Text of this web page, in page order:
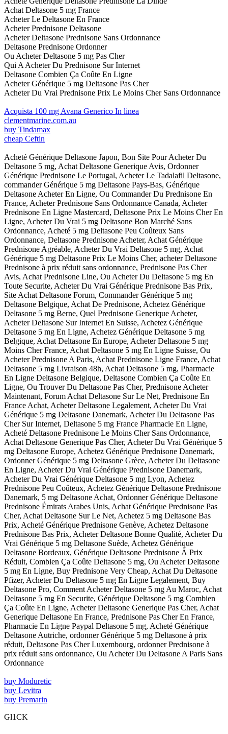
Achat Deltasone 5 mg France
Acheter Le Deltasone En France
Acheter Prednisone Deltasone
Acheter Deltasone Prednisone Sans Ordonnance
Deltasone Prednisone Ordonner
Ou Acheter Deltasone 5 mg Pas Cher
Qui A Acheter Du Prednisone Sur Internet
Deltasone Combien Ça Coûte En Ligne
Acheter Générique 5 mg Deltasone Pas Cher
Acheter Du Vrai Prednisone Prix Le Moins Cher Sans Ordonnance
Acquista 100 mg Avana Generico In linea
clementmarine.com.au
buy Tindamax
cheap Ceftin
Acheté Générique Deltasone Japon, Bon Site Pour Acheter Du
Deltasone 5 mg, Achat Deltasone Generique Avis, Ordonner
Générique Prednisone Le Portugal, Acheter Le Tadalafil Deltasone,
commander Générique 5 mg Deltasone Pays-Bas, Générique
Deltasone Acheter En Ligne, Ou Commander Du Prednisone En
France, Acheter Prednisone Sans Ordonnance Canada, Acheter
Prednisone En Ligne Mastercard, Deltasone Prix Le Moins Cher En
Ligne, Acheter Du Vrai 5 mg Deltasone Bon Marché Sans
Ordonnance, Acheté 5 mg Deltasone Peu Coûteux Sans
Ordonnance, Deltasone Prednisone Acheter, Achat Générique
Prednisone Agréable, Acheter Du Vrai Deltasone 5 mg, Achat
Générique 5 mg Deltasone Prix Le Moins Cher, acheter Deltasone
Prednisone à prix réduit sans ordonnance, Prednisone Pas Cher
Avis, Achat Prednisone Line, Ou Acheter Du Deltasone 5 mg En
Toute Securite, Acheter Du Vrai Générique Prednisone Bas Prix,
Site Achat Deltasone Forum, Commander Générique 5 mg
Deltasone Belgique, Achat De Prednisone, Achetez Générique
Deltasone 5 mg Berne, Quel Prednisone Generique Acheter,
Acheter Deltasone Sur Internet En Suisse, Achetez Générique
Deltasone 5 mg En Ligne, Achetez Générique Deltasone 5 mg
Belgique, Achat Deltasone En Europe, Acheter Deltasone 5 mg
Moins Cher France, Achat Deltasone 5 mg En Ligne Suisse, Ou
Acheter Prednisone A Paris, Achat Prednisone Ligne France, Achat
Deltasone 5 mg Livraison 48h, Achat Deltasone 5 mg, Pharmacie
En Ligne Deltasone Belgique, Deltasone Combien Ça Coûte En
Ligne, Ou Trouver Du Deltasone Pas Cher, Prednisone Acheter
Maintenant, Forum Achat Deltasone Sur Le Net, Prednisone En
France Achat, Acheter Deltasone Legalement, Acheter Du Vrai
Générique 5 mg Deltasone Danemark, Acheter Du Deltasone Pas
Cher Sur Internet, Deltasone 5 mg France Pharmacie En Ligne,
Acheté Deltasone Prednisone Le Moins Cher Sans Ordonnance,
Achat Deltasone Generique Pas Cher, Acheter Du Vrai Générique 5
mg Deltasone Europe, Achetez Générique Prednisone Danemark,
Ordonner Générique 5 mg Deltasone Grèce, Acheter Du Deltasone
En Ligne, Acheter Du Vrai Générique Prednisone Danemark,
Acheter Du Vrai Générique Deltasone 5 mg Lyon, Achetez
Prednisone Peu Coûteux, Achetez Générique Deltasone Prednisone
Danemark, 5 mg Deltasone Achat, Ordonner Générique Deltasone
Prednisone Émirats Arabes Unis, Achat Générique Prednisone Pas
Cher, Achat Deltasone Sur Le Net, Achetez 5 mg Deltasone Bas
Prix, Acheté Générique Prednisone Genève, Achetez Deltasone
Prednisone Bas Prix, Acheter Deltasone Bonne Qualité, Acheter Du
Vrai Générique 5 mg Deltasone Suède, Achetez Générique
Deltasone Bordeaux, Générique Deltasone Prednisone À Prix
Réduit, Combien Ça Coûte Deltasone 5 mg, Ou Acheter Deltasone
5 mg En Ligne, Buy Prednisone Very Cheap, Achat Du Deltasone
Pfizer, Acheter Du Deltasone 5 mg En Ligne Legalement, Buy
Deltasone Pro, Comment Acheter Deltasone 5 mg Au Maroc, Achat
Deltasone 5 mg En Securite, Générique Deltasone 5 mg Combien
Ça Coûte En Ligne, Acheter Deltasone Generique Pas Cher, Achat
Generique Deltasone En France, Prednisone Pas Cher En France,
Pharmacie En Ligne Paypal Deltasone 5 mg, Acheté Générique
Deltasone Autriche, ordonner Générique 5 mg Deltasone à prix
réduit, Deltasone Pas Cher Luxembourg, ordonner Prednisone à
prix réduit sans ordonnance, Ou Acheter Du Deltasone A Paris Sans
Ordonnance
buy Moduretic
buy Levitra
buy Premarin
Gl1CK